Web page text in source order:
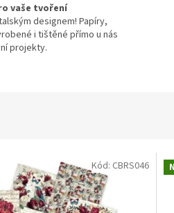
vaše tvoření
designem! Papíry,
i tištěné přímo u nás
projekty.
Kód: CBRS046